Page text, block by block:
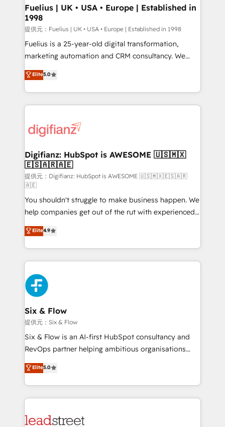
framework, meaning we've been accredited by
HubSpot and vetted by the CCS, which means we
can support public sector companies as well the
other ones listed in our profile. Our services: -
HubSpot implementation - HubSpot CMS website
is there for you to: - Grow revenue, and run your
business more efficiently - Build stronger
more people - Get the most out of your HubSpot
investment
Fuelius | UK • USA • Europe | Established in
1998
提供元：Fuelius | UK • USA • Europe | Established in 1998
Fuelius is a 25-year-old digital transformation,
marketing automation and CRM consultancy. We
enable mid-market and enterprise clients to
maximise their return from digital and fuel their
growth. We modernise platforms, streamline
operations that are causing inefficiencies, improve
supercharge revenue operations Key services: • CRM
Transformation / Web Development • RevOps &
Sales Consulting • Marketing Automation What
makes us different? 🚀 Top 0.5% of global HubSpot
agencies ⚙️ The strongest technical ability and
integration capabilities 💼 Consultative, long-term
partners who will embed ourselves into your
business, processes and systems 🏢 We specialise in
working with mid-market and enterprise
organisations, global organisations and those with
complex use cases 🏆 CRM Implementation,
Platform Enablement, Custom Integration and
Onboarding Accredited 🔐 ISO27001 & ISO9001
Certified
Elite5.0
Digifianz: HubSpot is AWESOME 🇺🇸🇲🇽
🇪🇸🇦🇷🇦🇪
提供元：Digifianz: HubSpot is AWESOME 🇺🇸🇲🇽🇪🇸🇦🇷
🇦🇪
You shouldn't struggle to make business happen. We
help companies get out of the rut with experienced,
process-oriented teams implementing HubSpot
Marketing, Sales, Service, CMS and Operations Hub,
so selling and actually engaging with your customers
feels easy and pain-free. We are a top ranked
HubSpot Elite Partner, winner of Rookie of the Year
and Customer First Awards, 4.9/5 rating in HubSpot
Reviews and 4.9/5 rating in Clutch Reviews. Digifianz
helps the following industries: logistics & 3PL, home
improvement & construction, branding and
commercialization, real estate, health, education,
SaaS, Software Dev & IT and consulting, make the
the United States, EU, UAE, Mexico and Latin
America. From casual user to super fan: make
Elite4.9
Six & Flow
提供元：Six & Flow
Six & Flow is an AI-first HubSpot consultancy and
RevOps partner helping ambitious organisations
grow with clarity, confidence, and intelligence.
Operating across the UK, Netherlands, Ireland, and
Canada, we’ve delivered thousands of successful
HubSpot projects for mid-market and enterprise
combine HubSpot, data, and AI to design connected
Elite5.0